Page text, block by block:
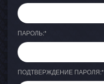
ПАРОЛЬ:*
ПОДТВЕРЖДЕНИЕ ПАРОЛЯ:*